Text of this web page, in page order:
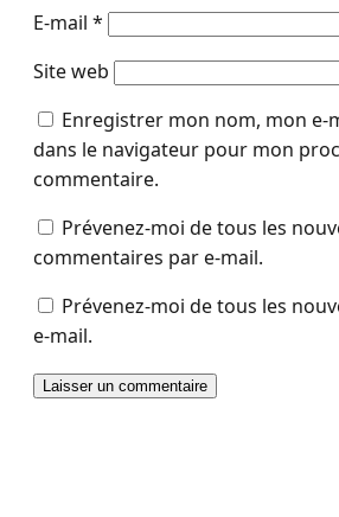
E-mail *
Site web
Enregistrer mon nom, mon e-
dans le navigateur pour mon
commentaire.
Prévenez-moi de tous les
commentaires par e-mail.
Prévenez-moi de tous les
e-mail.